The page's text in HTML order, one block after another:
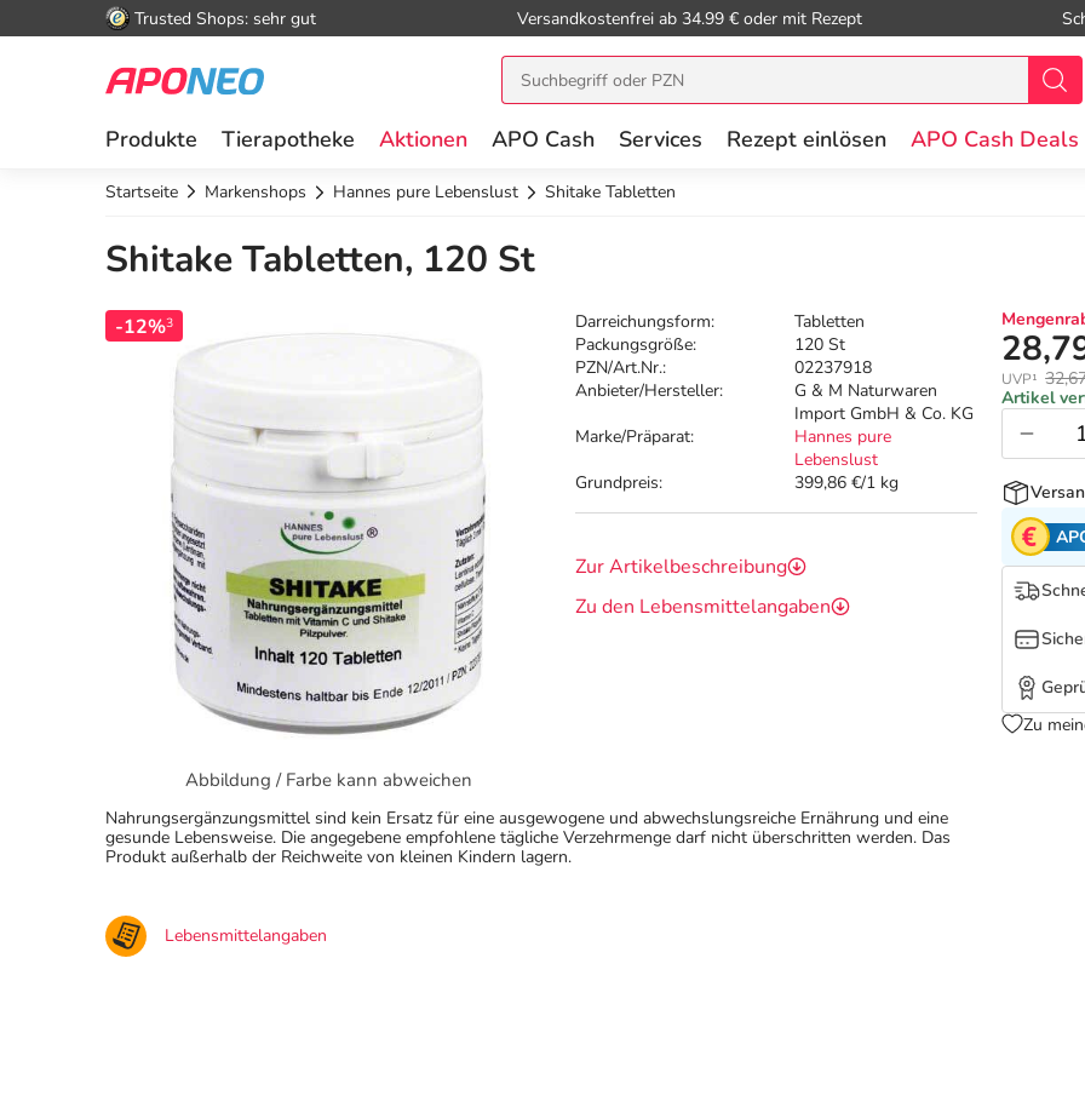
Trusted Shops: sehr gut Versandkostenfrei ab 34.99 € oder mit Rezept
Produkte Tierapotheke Aktionen APO Cash Services Rezept einlösen APO Cash Deals
Startseite Markenshops Hannes pure Lebenslust Shitake Tabletten
Shitake Tabletten, 120 St
-12%3
Abbildung / Farbe kann abweichen
Darreichungsform:
Tabletten
Packungsgröße:
120 St
PZN/Art.Nr.:
02237918
Anbieter/Hersteller:
G & M Naturwaren
Import GmbH & Co. KG
Marke/Präparat:
Hannes pure
Lebenslust
Grundpreis:
399,86 €/1 kg
Zur Artikelbeschreibung
Zu den Lebensmittelangaben
UVP¹
Artikel
Zu
Nahrungsergänzungsmittel sind kein Ersatz für eine ausgewogene und abwechslungsreiche Ernährung und eine
gesunde Lebensweise. Die angegebene empfohlene tägliche Verzehrmenge darf nicht überschritten werden. Das
Produkt außerhalb der Reichweite von kleinen Kindern lagern.
Lebensmittelangaben